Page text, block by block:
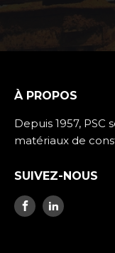
À PROPOS
Depuis 1957,
matériaux de
SUIVEZ-NOUS